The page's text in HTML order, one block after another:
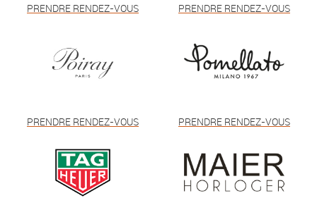
PRENDRE RENDEZ-VOUS PRENDRE RENDEZ-VOUS
PRENDRE RENDEZ-VOUS PRENDRE RENDEZ-VOUS